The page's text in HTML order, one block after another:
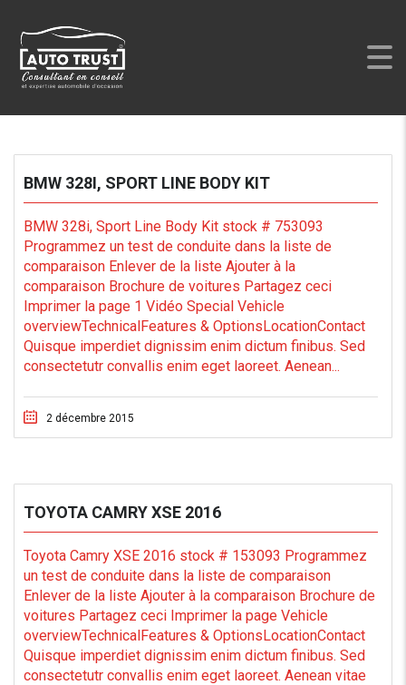
AUTO TRUST>LISTINGS
BMW 328I, SPORT LINE BODY KIT
BMW 328i, Sport Line Body Kit stock # 753093
Programmez un test de conduite dans la liste de
comparaison Enlever de la liste Ajouter à la
comparaison Brochure de voitures Partagez ceci
Imprimer la page 1 Vidéo Special Vehicle
overviewTechnicalFeatures & OptionsLocationContact
Quisque imperdiet dignissim enim dictum finibus. Sed
consectetutr convallis enim eget laoreet. Aenean...
2 décembre 2015
TOYOTA CAMRY XSE 2016
Toyota Camry XSE 2016 stock # 153093 Programmez
un test de conduite dans la liste de comparaison
Enlever de la liste Ajouter à la comparaison Brochure de
voitures Partagez ceci Imprimer la page Vehicle
overviewTechnicalFeatures & OptionsLocationContact
Quisque imperdiet dignissim enim dictum finibus. Sed
consectetutr convallis enim eget laoreet. Aenean vitae